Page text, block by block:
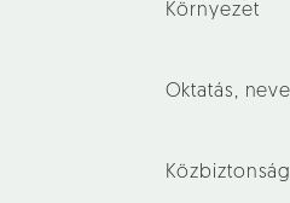
Környezet
Oktatás,
Közbiztonság